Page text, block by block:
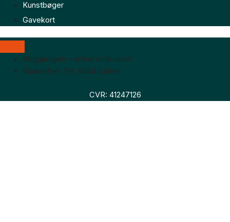
Kunstbøger
Gavekort
Boggaragen – online antikvariat
Marktoften 7H, 8464 Galten
CVR: 41247126